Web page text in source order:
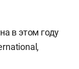
в этом году